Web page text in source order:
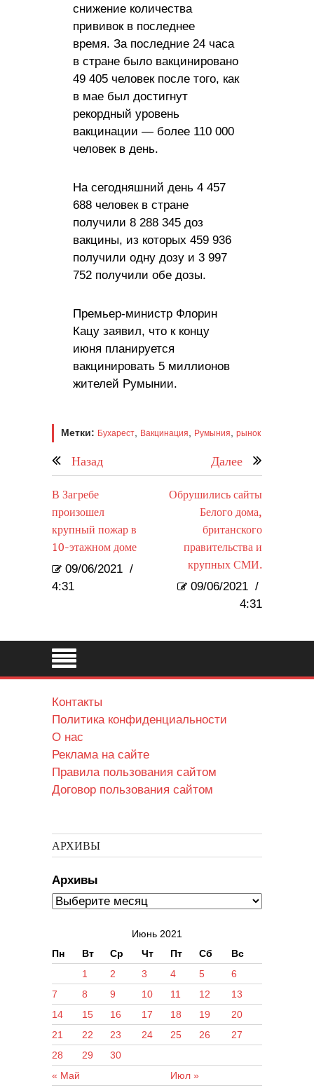
снижение количества
прививок в последнее
время. За последние 24 часа
в стране было вакцинировано
49 405 человек после того, как
в мае был достигнут
рекордный уровень
вакцинации — более 110 000
человек в день.
На сегодняшний день 4 457
688 человек в стране
получили 8 288 345 доз
вакцины, из которых 459 936
получили одну дозу и 3 997
752 получили обе дозы.
Премьер-министр Флорин
Кацу заявил, что к концу
июня планируется
вакцинировать 5 миллионов
жителей Румынии.
Метки: Бухарест Вакцинация Румыния рынок
Назад Далее
В Загребе
произошел
крупный пожар в
10-этажном доме
09/06/2021 /
4:31
Обрушились сайты
Белого дома,
британского
правительства и
крупных СМИ.
09/06/2021 /
4:31
Контакты
Политика конфиденциальности
О нас
Реклама на сайте
Правила пользования сайтом
Договор пользования сайтом
АРХИВЫ
Архивы
Июнь 2021
Пн
Вт Ср Чт Пт Сб Вс
« Май Июл »
1 2 3 4 5
6
7
8 9 10 11 12
13
14
15 16 17 18 19
20
21
22 23 24 25 26
27
28
29 30